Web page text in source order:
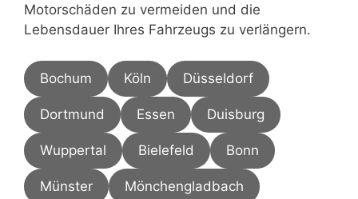
Motorschäden zu vermeiden und die
Lebensdauer Ihres Fahrzeugs zu verlängern.
Bochum Köln Düsseldorf
Dortmund Essen Duisburg
Wuppertal Bielefeld Bonn
Münster Mönchengladbach